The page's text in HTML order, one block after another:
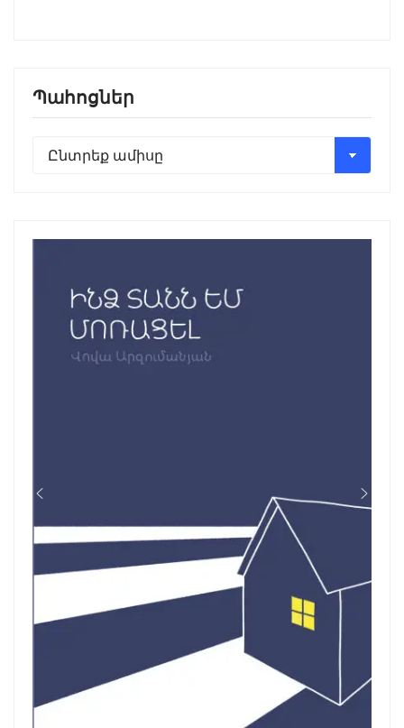
Պահոցներ